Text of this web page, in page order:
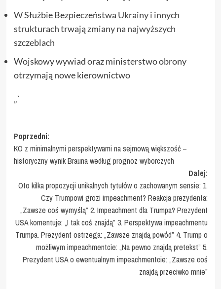
W Służbie Bezpieczeństwa Ukrainy i innych
strukturach trwają zmiany na najwyższych
szczeblach
Wojskowy wywiad oraz ministerstwo obrony
otrzymają nowe kierownictwo
„`
Zobacz
wpisy
Poprzedni:
KO z minimalnymi perspektywami na sejmową większość –
historyczny wynik Brauna według prognoz wyborczych
Dalej:
Oto kilka propozycji unikalnych tytułów o zachowanym sensie: 1.
Czy Trumpowi grozi impeachment? Reakcja prezydenta:
„Zawsze coś wymyślą” 2. Impeachment dla Trumpa? Prezydent
USA komentuje: „I tak coś znajdą” 3. Perspektywa impeachmentu
Trumpa. Prezydent ostrzega: „Zawsze znajdą powód” 4. Trump o
możliwym impeachmentcie: „Na pewno znajdą pretekst” 5.
Prezydent USA o ewentualnym impeachmentcie: „Zawsze coś
znajdą przeciwko mnie”